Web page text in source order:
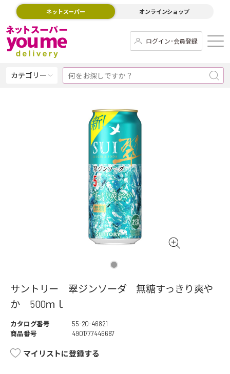
ネットスーパー オンラインショップ
ログイン･会員登録
カテゴリー
サントリー 翠ジンソーダ 無糖すっきり爽や
か 500ｍｌ
カタログ番号
55-20-46821
商品番号
4901777446687
マイリストに登録する